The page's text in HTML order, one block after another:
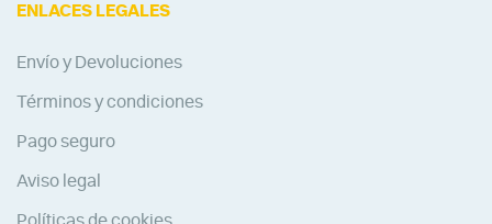
ENLACES LEGALES
Envío y Devoluciones
Términos y condiciones
Pago seguro
Aviso legal
Políticas de cookies